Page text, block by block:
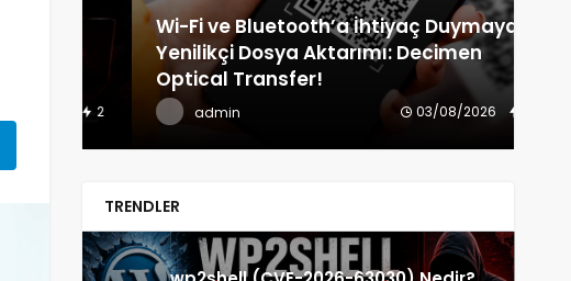
Wi-Fi ve Bluetooth’a İhtiyaç Duymayan
Yenilikçi Dosya Aktarımı: Decimen
Optical Transfer!
admin 03/08/2026 31
TRENDLER